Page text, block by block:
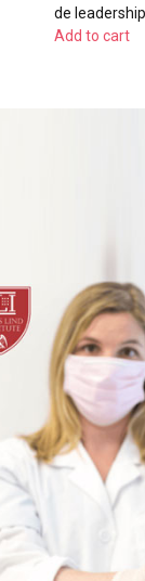
de
Add to cart